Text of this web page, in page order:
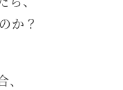
か？